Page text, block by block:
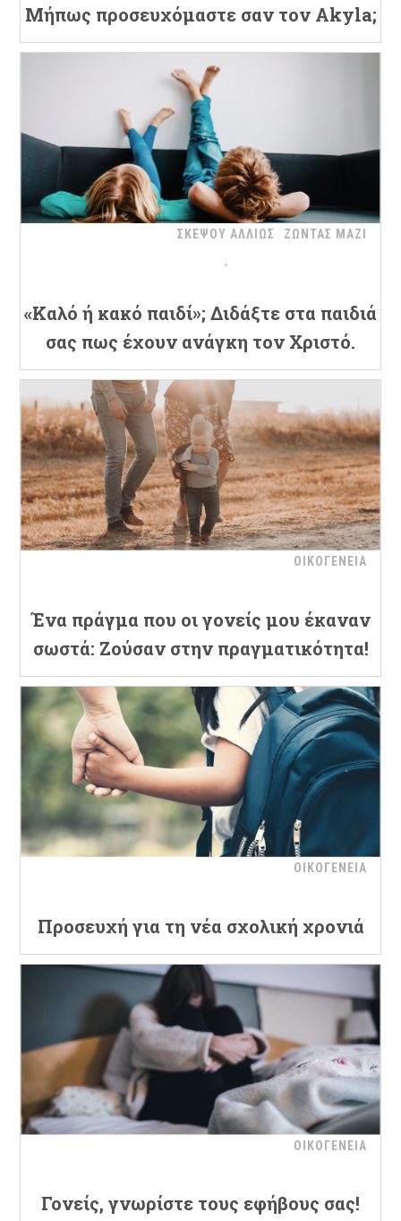
Μήπως προσευχόμαστε σαν τον Akyla;
ΣΚΕΨΟΥ ΑΛΛΙΩΣ ΖΩΝΤΑΣ ΜΑΖΙ
«Καλό ή κακό παιδί»; Διδάξτε στα παιδιά
σας πως έχουν ανάγκη τον Χριστό.
ΟΙΚΟΓΕΝΕΙΑ
Ένα πράγμα που οι γονείς μου έκαναν
σωστά: Ζούσαν στην πραγματικότητα!
ΟΙΚΟΓΕΝΕΙΑ
Προσευχή για τη νέα σχολική χρονιά
ΟΙΚΟΓΕΝΕΙΑ
Γονείς, γνωρίστε τους εφήβους σας!